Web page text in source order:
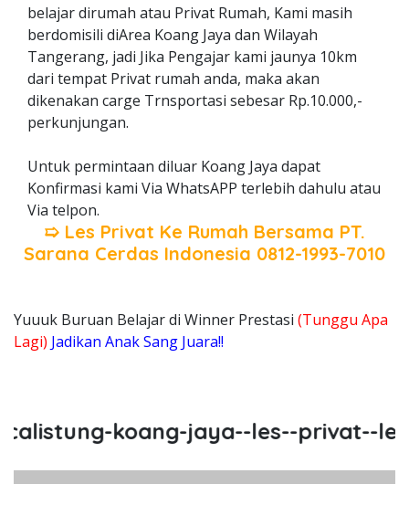
belajar dirumah atau Privat Rumah, Kami masih
berdomisili diArea Koang Jaya dan Wilayah
Tangerang, jadi Jika Pengajar kami jaunya 10km
dari tempat Privat rumah anda, maka akan
dikenakan carge Trnsportasi sebesar Rp.10.000,-
perkunjungan.
Untuk permintaan diluar Koang Jaya dapat
Konfirmasi kami Via WhatsAPP terlebih dahulu atau
Via telpon.
➯ Les Privat Ke Rumah Bersama PT.
Sarana Cerdas Indonesia 0812-1993-7010
Yuuuk Buruan Belajar di Winner Prestasi (Tunggu Apa
Lagi) Jadikan Anak Sang Juara!!
koang-jaya--les--privat--les-